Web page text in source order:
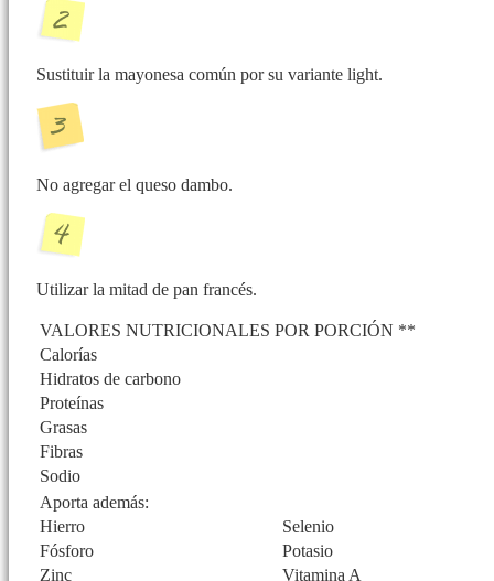
Sustituir la mayonesa común por su variante light.
No agregar el queso dambo.
Utilizar la mitad de pan francés.
VALORES NUTRICIONALES POR PORCIÓN **
Calorías
Hidratos de carbono
Proteínas
Grasas
Fibras
Sodio
Aporta además:
Hierro
Selenio
Fósforo
Potasio
Zinc
Vitamina A